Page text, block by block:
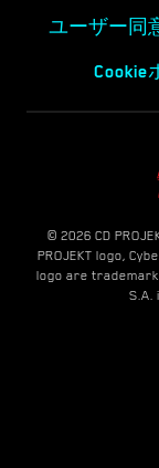
ユーザー同
Cookie
© 2026 CD
PROJEKT logo,
logo are
S.A.